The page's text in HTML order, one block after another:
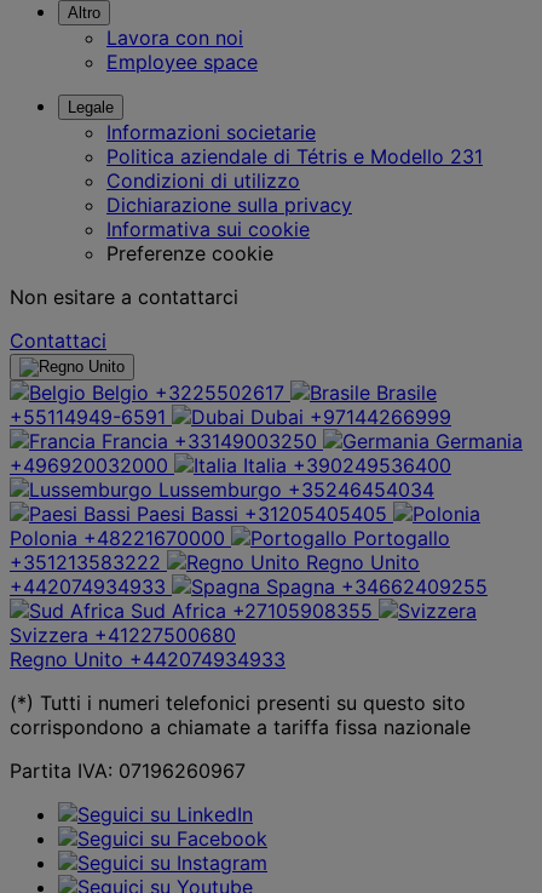
Altro
Lavora con noi
Employee space
Legale
Informazioni societarie
Politica aziendale di Tétris e Modello 231
Condizioni di utilizzo
Dichiarazione sulla privacy
Informativa sui cookie
Preferenze cookie
Non esitare a contattarci
Contattaci
Belgio +3225502617
Brasile
+55114949-6591
Dubai +97144266999
Francia +33149003250
Germania
+496920032000
Italia +390249536400
Lussemburgo +35246454034
Paesi Bassi +31205405405
Polonia +48221670000
Portogallo
+351213583222
Regno Unito
+442074934933
Spagna +34662409255
Sud Africa +27105908355
Svizzera +41227500680
Regno Unito +442074934933
(*) Tutti i numeri telefonici presenti su questo sito
corrispondono a chiamate a tariffa fissa nazionale
Partita IVA: 07196260967